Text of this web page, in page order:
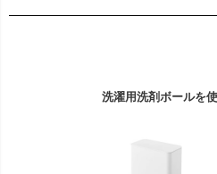
洗濯用洗剤ボールを